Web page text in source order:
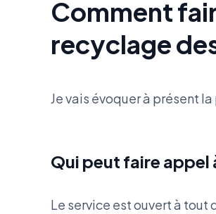
Comment
recyclage
Je vais évoquer à présent
Qui peut faire appel
Le service est ouvert à